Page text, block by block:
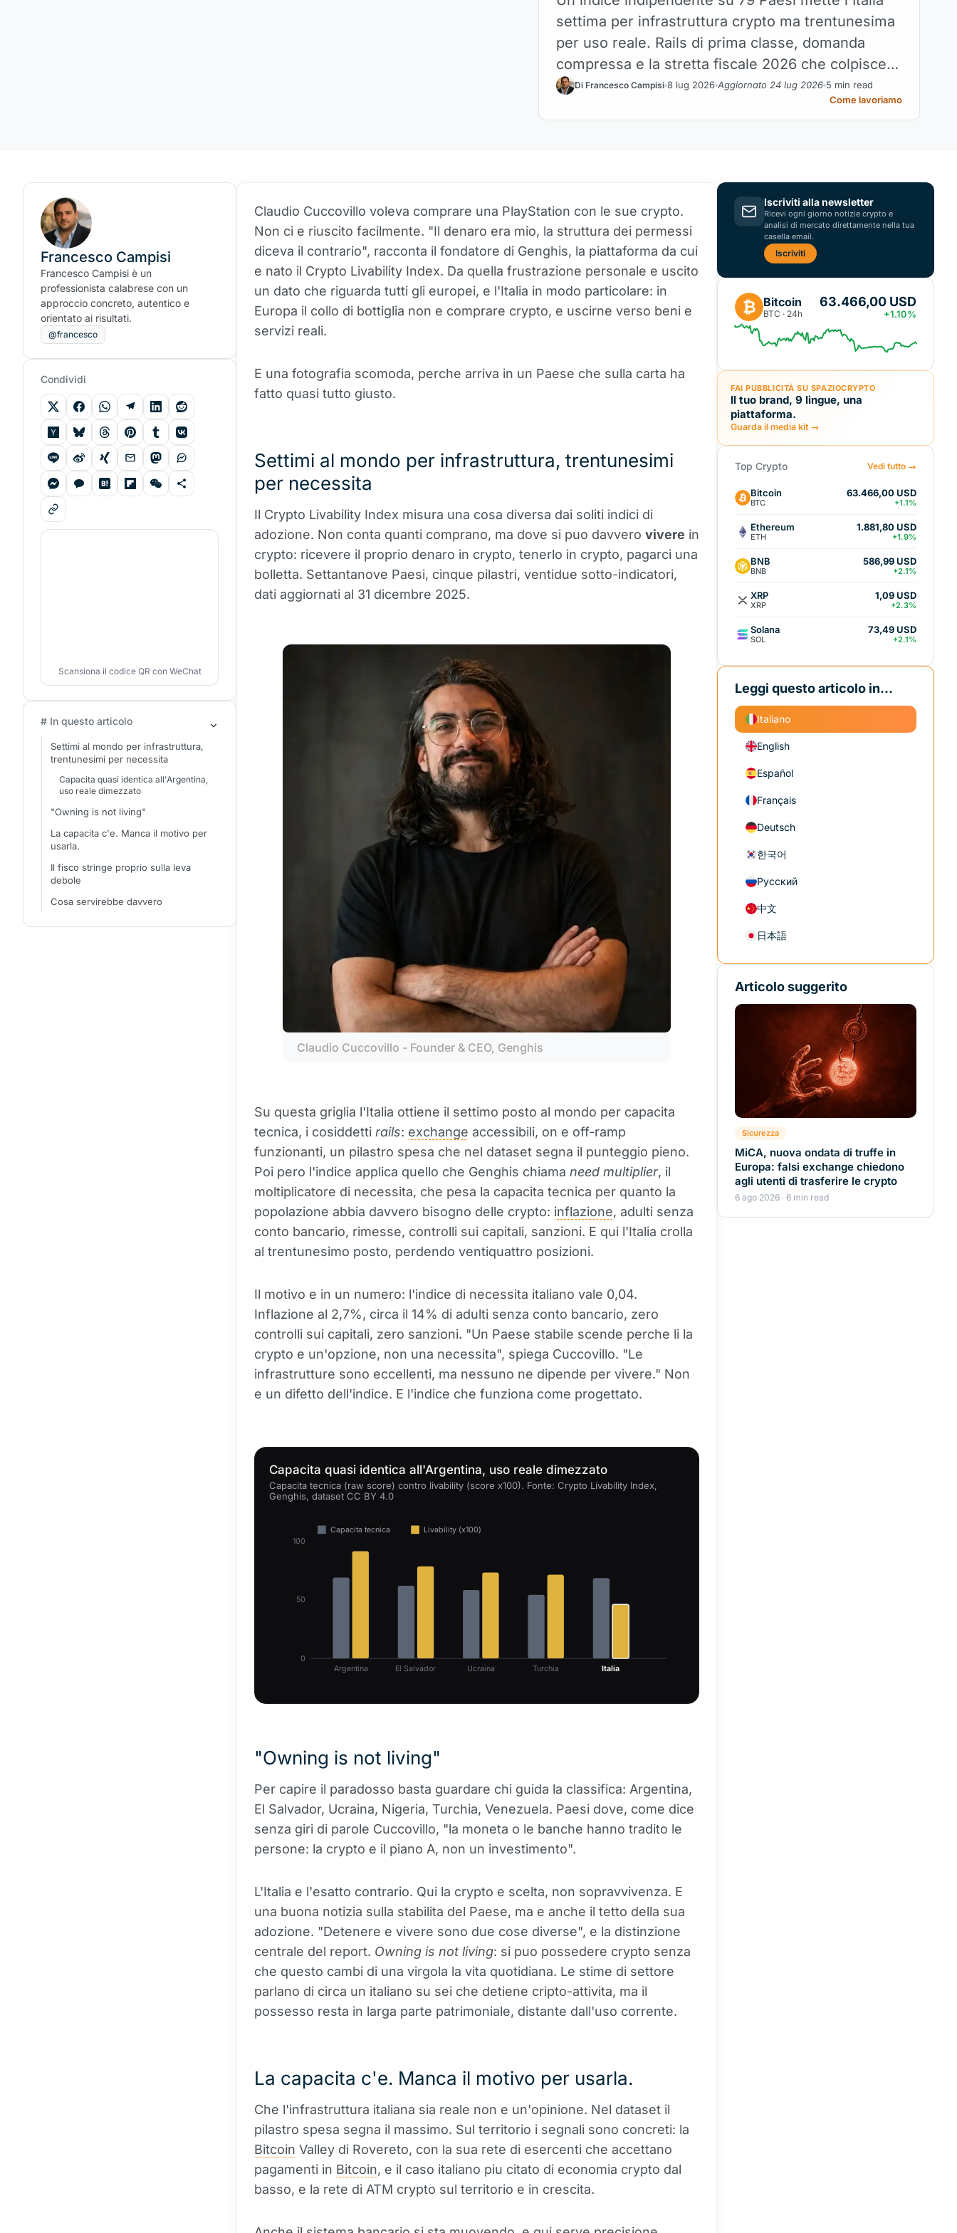
settima per infrastruttura crypto ma trentunesima
per uso reale. Rails di prima classe, domanda
compressa e la stretta fiscale 2026 che colpisce
proprio la leva debole.
Di Francesco Campisi 8 lug 2026 Aggiornato 24 lug 2026 5 min read
Come lavoriamo
Claudio Cuccovillo voleva comprare una PlayStation con le sue crypto.
Non ci e riuscito facilmente. "Il denaro era mio, la struttura dei permessi
diceva il contrario", racconta il fondatore di Genghis, la piattaforma da cui
e nato il Crypto Livability Index. Da quella frustrazione personale e uscito
un dato che riguarda tutti gli europei, e l'Italia in modo particolare: in
Europa il collo di bottiglia non e comprare crypto, e uscirne verso beni e
servizi reali.
E una fotografia scomoda, perche arriva in un Paese che sulla carta ha
fatto quasi tutto giusto.
Settimi al mondo per infrastruttura, trentunesimi
per necessita
Il Crypto Livability Index misura una cosa diversa dai soliti indici di
adozione. Non conta quanti comprano, ma dove si puo davvero vivere in
crypto: ricevere il proprio denaro in crypto, tenerlo in crypto, pagarci una
bolletta. Settantanove Paesi, cinque pilastri, ventidue sotto-indicatori,
dati aggiornati al 31 dicembre 2025.
Claudio Cuccovillo - Founder & CEO, Genghis
Su questa griglia l'Italia ottiene il settimo posto al mondo per capacita
tecnica, i cosiddetti rails: exchange accessibili, on e off-ramp
funzionanti, un pilastro spesa che nel dataset segna il punteggio pieno.
Poi pero l'indice applica quello che Genghis chiama need multiplier, il
moltiplicatore di necessita, che pesa la capacita tecnica per quanto la
popolazione abbia davvero bisogno delle crypto: inflazione, adulti senza
conto bancario, rimesse, controlli sui capitali, sanzioni. E qui l'Italia crolla
al trentunesimo posto, perdendo ventiquattro posizioni.
Il motivo e in un numero: l'indice di necessita italiano vale 0,04.
Inflazione al 2,7%, circa il 14% di adulti senza conto bancario, zero
controlli sui capitali, zero sanzioni. "Un Paese stabile scende perche li la
crypto e un'opzione, non una necessita", spiega Cuccovillo. "Le
infrastrutture sono eccellenti, ma nessuno ne dipende per vivere." Non
e un difetto dell'indice. E l'indice che funziona come progettato.
Capacita quasi identica all'Argentina, uso reale dimezzato
Capacita tecnica (raw score) contro livability (score x100). Fonte: Crypto Livability Index,
Genghis, dataset CC BY 4.0
Capacita tecnica
Livability (x100)
100
50
0
Argentina
El Salvador Ucraina Turchia Italia
"Owning is not living"
Per capire il paradosso basta guardare chi guida la classifica: Argentina,
El Salvador, Ucraina, Nigeria, Turchia, Venezuela. Paesi dove, come dice
senza giri di parole Cuccovillo, "la moneta o le banche hanno tradito le
persone: la crypto e il piano A, non un investimento".
L'Italia e l'esatto contrario. Qui la crypto e scelta, non sopravvivenza. E
una buona notizia sulla stabilita del Paese, ma e anche il tetto della sua
adozione. "Detenere e vivere sono due cose diverse", e la distinzione
centrale del report. Owning is not living: si puo possedere crypto senza
che questo cambi di una virgola la vita quotidiana. Le stime di settore
parlano di circa un italiano su sei che detiene cripto-attivita, ma il
possesso resta in larga parte patrimoniale, distante dall'uso corrente.
La capacita c'e. Manca il motivo per usarla.
Che l'infrastruttura italiana sia reale non e un'opinione. Nel dataset il
pilastro spesa segna il massimo. Sul territorio i segnali sono concreti: la
Bitcoin Valley di Rovereto, con la sua rete di esercenti che accettano
pagamenti in Bitcoin, e il caso italiano piu citato di economia crypto dal
basso, e la rete di ATM crypto sul territorio e in crescita.
Francesco Campisi
Francesco Campisi è un
professionista calabrese con un
approccio concreto, autentico e
orientato ai risultati.
@francesco
Condividi
Scansiona il codice QR con WeChat
# In questo articolo
Settimi al mondo per infrastruttura,
trentunesimi per necessita
Capacita quasi identica all'Argentina,
uso reale dimezzato
"Owning is not living"
La capacita c'e. Manca il motivo per
usarla.
Il fisco stringe proprio sulla leva
debole
Cosa servirebbe davvero
Iscriviti alla newsletter
Ricevi ogni giorno notizie crypto e
analisi di mercato direttamente nella tua
casella email.
Iscriviti
₿ Bitcoin
BTC · 24h
63.466,00 USD
+1.10%
FAI PUBBLICITÀ SU SPAZIOCRYPTO
Il tuo brand, 9 lingue, una
piattaforma.
Guarda il media kit →
Top Crypto Vedi tutto →
Bitcoin
BTC
63.466,00 USD
+1.1%
Ethereum
ETH
1.881,80 USD
+1.9%
BNB
BNB
586,99 USD
+2.1%
XRP
XRP
1,09 USD
+2.3%
Solana
SOL
73,49 USD
+2.1%
Leggi questo articolo in...
Italiano
English
Español
Français
Deutsch
한국어
Русский
中文
日本語
Articolo suggerito
Sicurezza
MiCA, nuova ondata di truffe in
Europa: falsi exchange chiedono
agli utenti di trasferire le crypto
6 ago 2026 · 6 min read